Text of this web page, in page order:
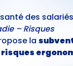
des salariés
– Risques
la